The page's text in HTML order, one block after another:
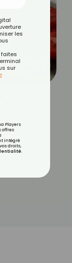
les
faites
sur
Players
offres
intégré
droits,
.